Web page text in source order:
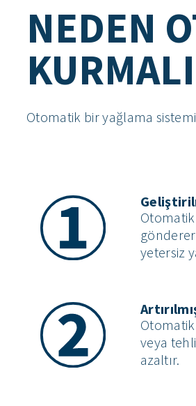
NEDEN
Otomatik bir yağlama
yetersiz
veya
azaltır.